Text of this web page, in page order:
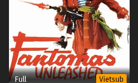
Full Vietsub